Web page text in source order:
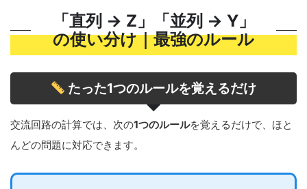
「直列 → Z」「並列 → Y」
の使い分け｜最強のルール
たった1つのルールを覚えるだけ
交流回路の計算では、次の1つのルールを覚えるだけで、ほと
んどの問題に対応できます。